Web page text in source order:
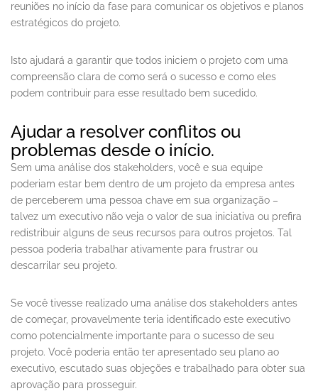
reuniões no início da fase para comunicar os objetivos e planos
estratégicos do projeto.
Isto ajudará a garantir que todos iniciem o projeto com uma
compreensão clara de como será o sucesso e como eles
podem contribuir para esse resultado bem sucedido.
Ajudar a resolver conflitos ou
problemas desde o início.
Sem uma análise dos stakeholders, você e sua equipe
poderiam estar bem dentro de um projeto da empresa antes
de perceberem uma pessoa chave em sua organização –
talvez um executivo não veja o valor de sua iniciativa ou prefira
redistribuir alguns de seus recursos para outros projetos. Tal
pessoa poderia trabalhar ativamente para frustrar ou
descarrilar seu projeto.
Se você tivesse realizado uma análise dos stakeholders antes
de começar, provavelmente teria identificado este executivo
como potencialmente importante para o sucesso de seu
projeto. Você poderia então ter apresentado seu plano ao
executivo, escutado suas objeções e trabalhado para obter sua
aprovação para prosseguir.